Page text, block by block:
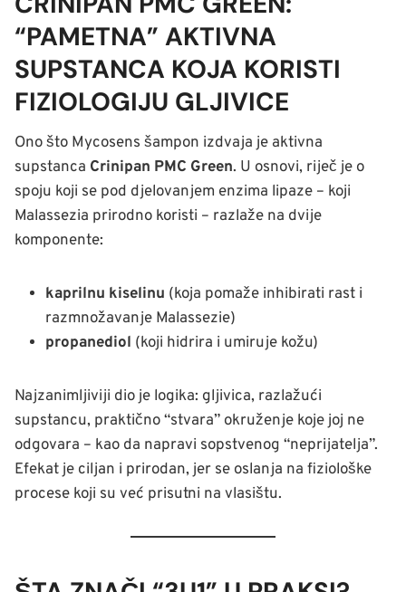
“PAMETNA” AKTIVNA
SUPSTANCA KOJA KORISTI
FIZIOLOGIJU GLJIVICE
Ono što Mycosens šampon izdvaja je aktivna
supstanca Crinipan PMC Green. U osnovi, riječ je o
spoju koji se pod djelovanjem enzima lipaze – koji
Malassezia prirodno koristi – razlaže na dvije
komponente:
kaprilnu kiselinu (koja pomaže inhibirati rast i
razmnožavanje Malassezie)
propanediol (koji hidrira i umiruje kožu)
Najzanimljiviji dio je logika: gljivica, razlažući
supstancu, praktično “stvara” okruženje koje joj ne
odgovara – kao da napravi sopstvenog “neprijatelja”.
Efekat je ciljan i prirodan, jer se oslanja na fiziološke
procese koji su već prisutni na vlasištu.